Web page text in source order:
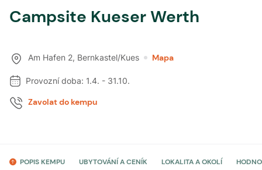
Campsite Kueser Werth
Am Hafen 2, Bernkastel/Kues Mapa
Provozní doba: 1.4. - 31.10.
Zavolat do kempu
POPIS KEMPU UBYTOVÁNÍ A CENÍK LOKALITA A OKOLÍ